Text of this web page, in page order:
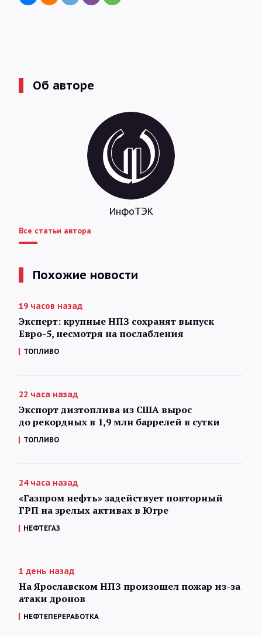
Об авторе
ИнфоТЭК
Все статьи автора
Похожие новости
19 часов назад
Эксперт: крупные НПЗ сохранят выпуск
Евро-5, несмотря на послабления
ТОПЛИВО
22 часа назад
Экспорт дизтоплива из США вырос
до рекордных в 1,9 млн баррелей в сутки
ТОПЛИВО
24 часа назад
«Газпром нефть» задействует повторный
ГРП на зрелых активах в Югре
НЕФТЕГАЗ
1 день назад
На Ярославском НПЗ произошел пожар из-за
атаки дронов
НЕФТЕПЕРЕРАБОТКА